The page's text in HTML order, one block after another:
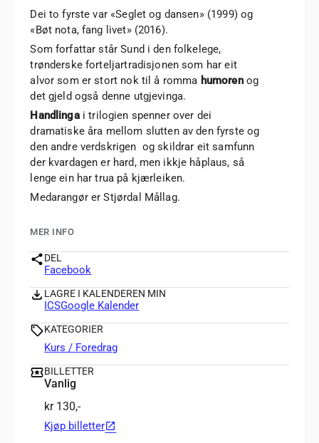
Dei to fyrste var «Seglet og dansen» (1999) og
«Bøt nota, fang livet» (2016).
Som forfattar står Sund i den folkelege,
trønderske forteljartradisjonen som har eit
alvor som er stort nok til å romma humorenog
det gjeld også denne utgjevinga.
Handlingai trilogien spenner over dei
dramatiske åra mellom slutten av den fyrste og
den andre verdskrigen og skildrar eit samfunn
der kvardagen er hard, men ikkje håplaus, så
lenge ein har trua på kjærleiken.
Medarangør er Stjørdal Mållag.
MER INFO
DEL
Facebook
LAGRE I KALENDEREN MIN
ICSGoogle Kalender
KATEGORIER
Kurs / Foredrag
BILLETTER
Vanlig
kr 130,-
Kjøp billetteropen_in_new